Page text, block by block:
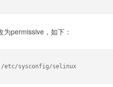
为permissive，如下：
etc/sysconfig/selinux